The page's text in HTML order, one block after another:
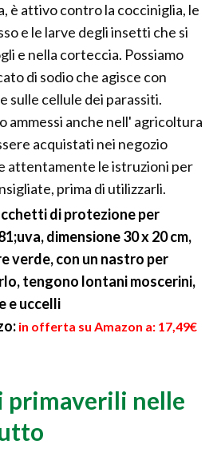
è attivo contro la cocciniglia, le
e le larve degli insetti che si
e nella corteccia. Possiamo
di sodio che agisce con
sulle cellule dei parassiti.
ammessi anche nell' agricoltura
acquistati nei negozio
attentamente le istruzioni per
prima di utilizzarli.
di protezione per
dimensione 30 x 20 cm,
verde, con un nastro per
tengono lontani moscerini,
e uccelli
in offerta su Amazon a: 17,49€
nelle